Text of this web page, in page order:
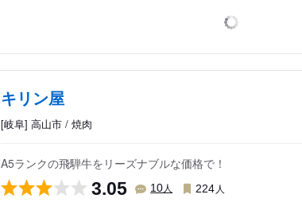
キリン屋
[岐阜] 高山市 / 焼肉
A5ランクの飛騨牛をリーズナブルな価格で！
3.05 10人 224 人